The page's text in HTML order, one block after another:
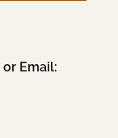
or Email: